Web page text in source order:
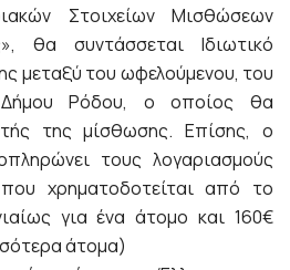
Στοιχείων Μισθώσεων
θα συντάσσεται Ιδιωτικό
μεταξύ του ωφελούμενου, του
Δήμου Ρόδου, ο οποίος θα
της μίσθωσης. Επίσης, ο
τους λογαριασμούς
χρηματοδοτείται από το
για ένα άτομο και 160€
άτομα)